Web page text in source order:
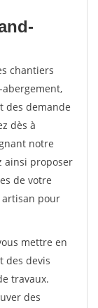
chantiers
des demande
dès à
notre
ainsi proposer
de votre
pour
mettre en
des devis
travaux.
des